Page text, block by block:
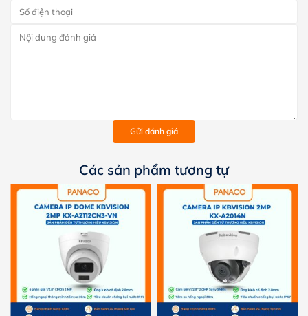
Gửi đánh giá
Các sản phẩm tương tự